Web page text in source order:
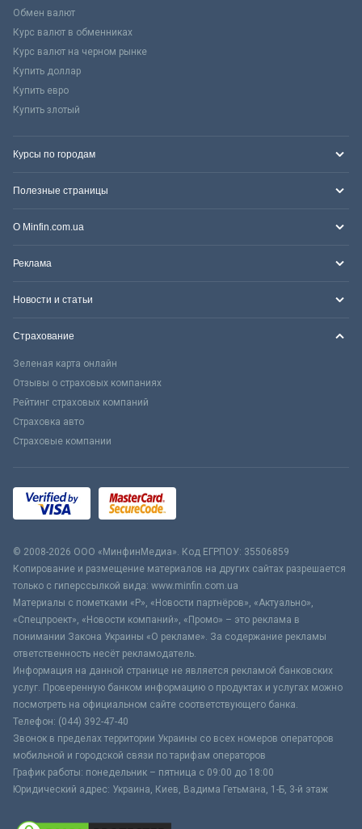
Обмен валют
Курс валют в обменниках
Курс валют на черном рынке
Купить доллар
Купить евро
Купить злотый
Курсы по городам
Полезные страницы
О Minfin.com.ua
Реклама
Новости и статьи
Страхование
Зеленая карта онлайн
Отзывы о страховых компаниях
Рейтинг страховых компаний
Страховка авто
Страховые компании
© 2008-2026 ООО «МинфинМедиа». Код ЕГРПОУ: 35506859
Копирование и размещение материалов на других сайтах разрешается
только с гиперссылкой вида: www.minfin.com.ua
Материалы с пометками «Р», «Новости партнёров», «Актуально»,
«Спецпроект», «Новости компаний», «Промо» – это реклама в
понимании Закона Украины «О рекламе». За содержание рекламы
ответственность несёт рекламодатель.
Информация на данной странице не является рекламой банковских
услуг. Проверенную банком информацию о продуктах и услугах можно
посмотреть на официальном сайте соответствующего банка.
Телефон: (044) 392-47-40
Звонок в пределах территории Украины со всех номеров операторов
мобильной и городской связи по тарифам операторов
График работы: понедельник – пятница с 09:00 до 18:00
Юридический адрес: Украина, Киев, Вадима Гетьмана, 1-Б, 3-й этаж